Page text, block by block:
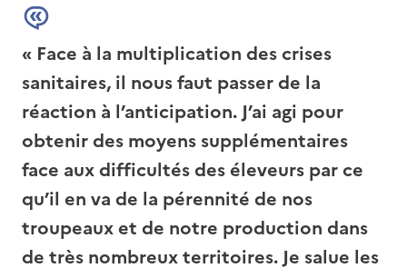
Face à la multiplication des crises
sanitaires, il nous faut passer de la
réaction à l’anticipation. J’ai agi pour
obtenir des moyens supplémentaires
face aux difficultés des éleveurs par ce
qu’il en va de la pérennité de nos
troupeaux et de notre production dans
de très nombreux territoires. Je salue les